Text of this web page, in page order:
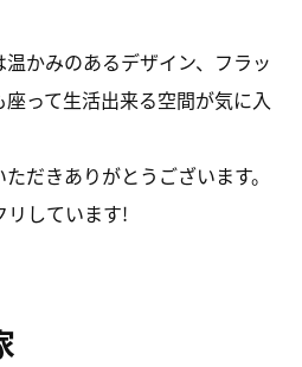
かみのあるデザイン、フラッ
座って生活出来る空間が気に入
だきありがとうございます。
リしています!